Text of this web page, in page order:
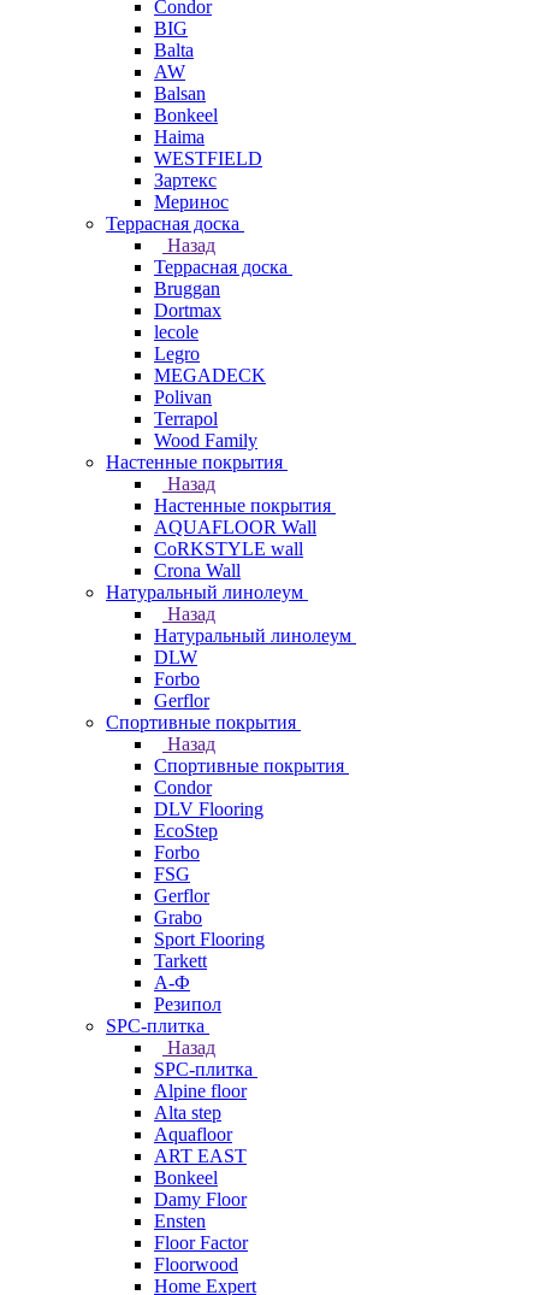
Condor
BIG
Balta
AW
Balsan
Bonkeel
Haima
WESTFIELD
Зартекс
Меринос
Террасная доска
Назад
Террасная доска
Bruggan
Dortmax
lecole
Legro
MEGADECK
Polivan
Terrapol
Wood Family
Настенные покрытия
Назад
Настенные покрытия
AQUAFLOOR Wall
CoRKSTYLE wall
Crona Wall
Натуральный линолеум
Назад
Натуральный линолеум
DLW
Forbo
Gerflor
Спортивные покрытия
Назад
Спортивные покрытия
Condor
DLV Flooring
EcoStep
Forbo
FSG
Gerflor
Grabo
Sport Flooring
Tarkett
А-Ф
Резипол
SPC-плитка
Назад
SPC-плитка
Alpine floor
Alta step
Aquafloor
ART EAST
Bonkeel
Damy Floor
Ensten
Floor Factor
Floorwood
Home Expert